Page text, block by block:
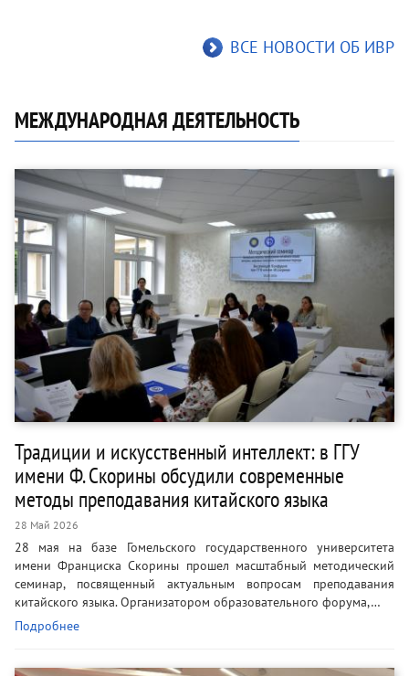
ВСЕ НОВОСТИ ОБ ИВР
МЕЖДУНАРОДНАЯ ДЕЯТЕЛЬНОСТЬ
Традиции и искусственный интеллект: в ГГУ
имени Ф. Скорины обсудили современные
методы преподавания китайского языка
28 Май 2026
28 мая на базе Гомельского государственного университета
имени Франциска Скорины прошел масштабный методический
семинар, посвященный актуальным вопросам преподавания
китайского языка. Организатором образовательного форума,…
Подробнее